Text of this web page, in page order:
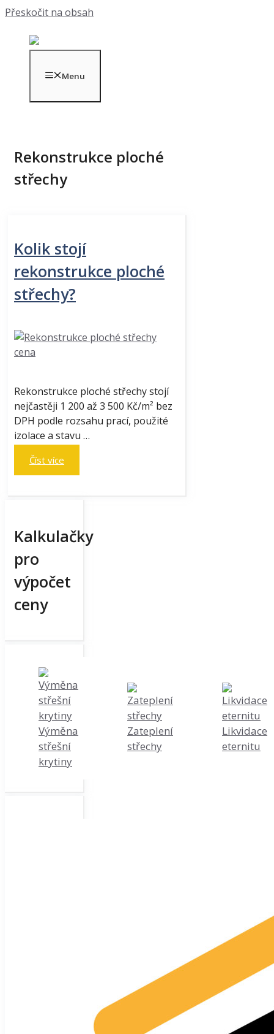
Přeskočit na obsah
Menu
Rekonstrukce ploché
střechy
Kolik stojí
rekonstrukce ploché
střechy?
Rekonstrukce ploché střechy stojí
nejčastěji 1 200 až 3 500 Kč/m² bez
DPH podle rozsahu prací, použité
izolace a stavu …
Číst více
Kalkulačky
pro
výpočet
ceny
Výměna
střešní
krytiny
Zateplení
střechy
Likvidace
eternitu